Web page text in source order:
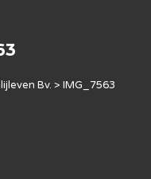
Bv. > IMG_7563